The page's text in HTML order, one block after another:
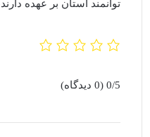
توانمند استان بر عهده
0/5 (0 دیدگاه)